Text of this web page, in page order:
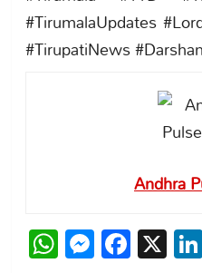
#TirumalaUpdates
#TirupatiNews
Andhra
WhatsApp
X